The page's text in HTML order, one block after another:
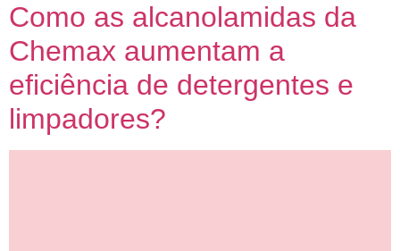
Como as alcanolamidas da
Chemax aumentam a
eficiência de detergentes e
limpadores?